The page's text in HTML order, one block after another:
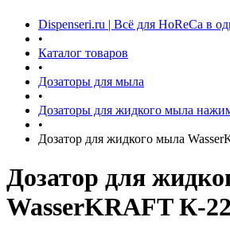
Dispenseri.ru | Всё для HoReCa в
•
Каталог товаров
•
Дозаторы для мыла
•
Дозаторы для жидкого мыла
•
Дозатор для жидкого мыла
Дозатор для
WasserKRAFT К-